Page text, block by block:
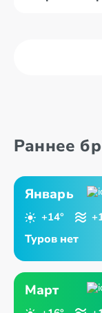
Коста
Соль
Раннее
Январь
+14°
Туров нет
Март